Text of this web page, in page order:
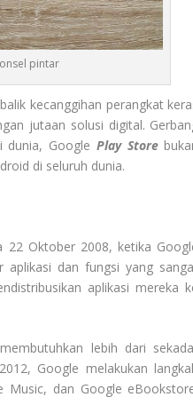
pintar
kecanggihan perangkat
jutaan solusi digital.
dunia, Google Play Store
di seluruh dunia.
22 Oktober 2008, ketika
dan fungsi yang
aplikasi mereka
lebih dari
Google melakukan
Music, dan Google